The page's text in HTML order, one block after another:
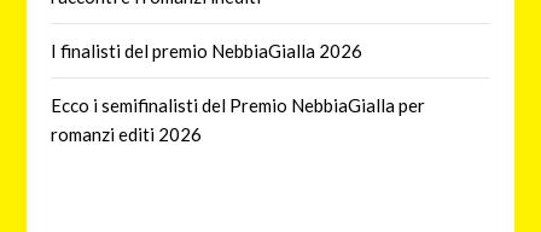
I finalisti del premio NebbiaGialla 2026
Ecco i semifinalisti del Premio NebbiaGialla per
romanzi editi 2026